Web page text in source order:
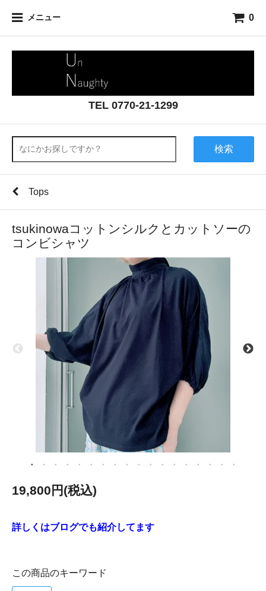
メニュー 0
TEL 0770-21-1299
検索
Tops
tsukinowaコットンシルクとカットソーの
コンビシャツ
19,800円(税込)
詳しくはブログでも紹介してます
この商品のキーワード